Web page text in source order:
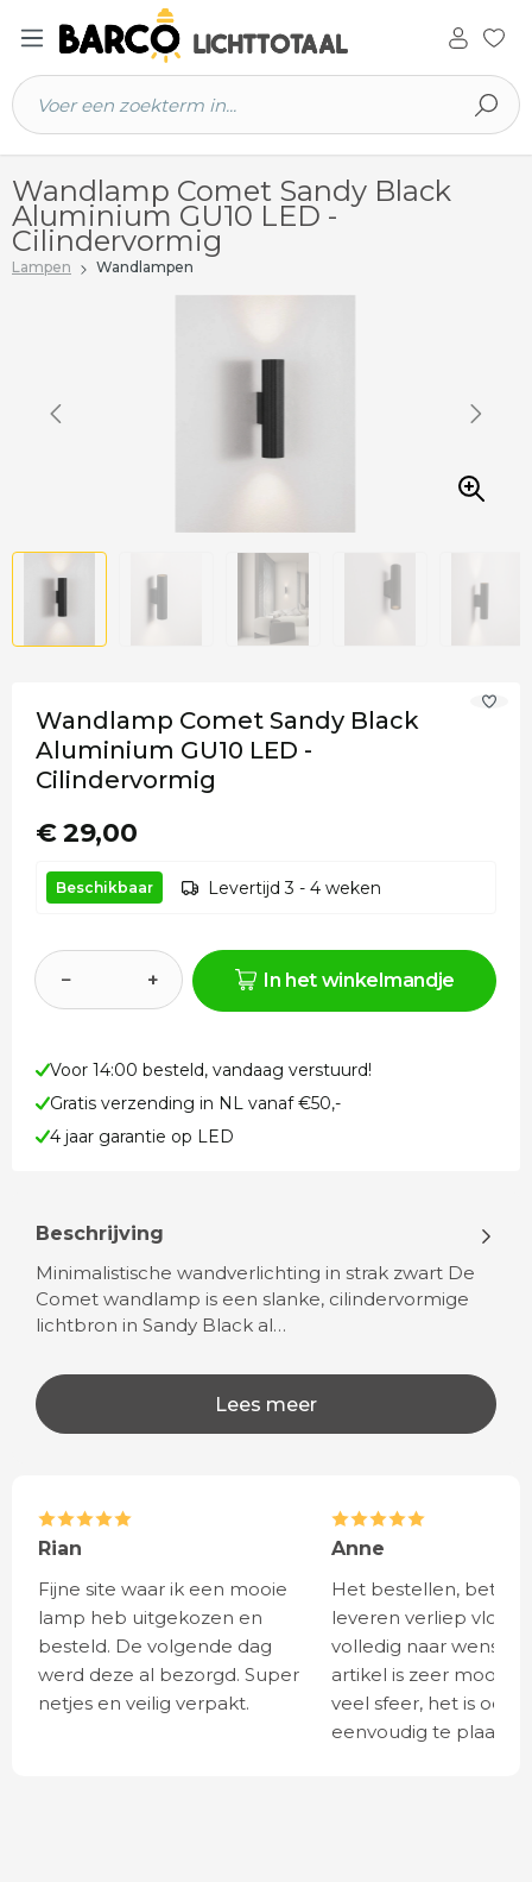
hoofdinhoud
Wandlamp Comet Sandy Black
Aluminium GU10 LED -
Cilindervormig
Lampen Wandlampen
Wandlamp Comet Sandy Black
Aluminium GU10 LED -
Cilindervormig
€ 29,00
Beschikbaar Levertijd 3 - 4 weken
− + In het winkelmandje
Voor 14:00 besteld, vandaag verstuurd!
Gratis verzending in NL vanaf €50,-
4 jaar garantie op LED
Beschrijving
Minimalistische wandverlichting in strak zwart De
Comet wandlamp is een slanke, cilindervormige
lichtbron in Sandy Black al…
Lees meer
Rian
Fijne site waar ik een mooie
lamp heb uitgekozen en
besteld. De volgende dag
werd deze al bezorgd. Super
netjes en veilig verpakt.
Anne
Het bestellen,
leveren verliep vlot en
volledig naar wens.
artikel is zeer mooi
veel sfeer, het is ook
eenvoudig te